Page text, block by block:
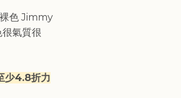
裸色 Jimmy
氣質很
少4.8折力